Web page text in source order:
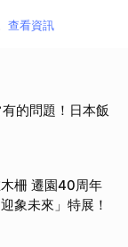
查看資訊
的問題！日本飯
柵 遷園40周年
象未來」特展！